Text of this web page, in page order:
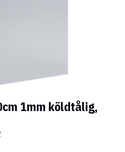
1mm köldtålig,